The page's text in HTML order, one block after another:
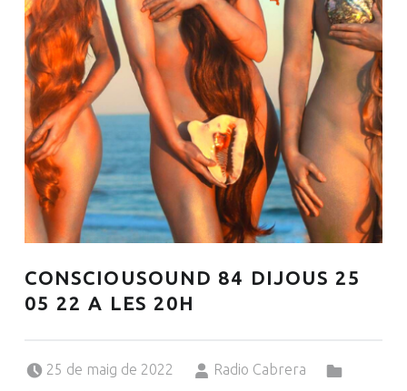
CONSCIOUSOUND 84 DIJOUS 25
05 22 A LES 20H
25 de maig de 2022
Radio Cabrera